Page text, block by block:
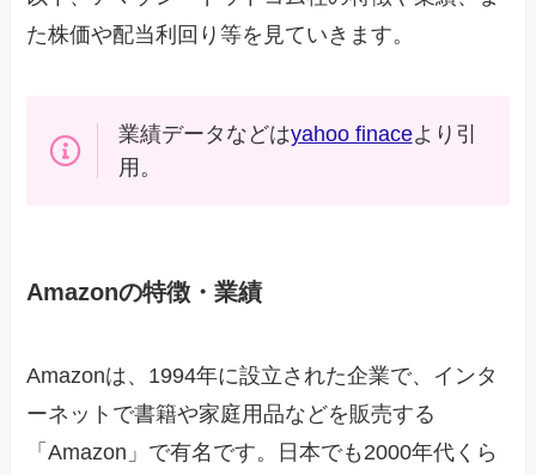
た株価や配当利回り等を見ていきます。
業績データなどはyahoo finaceより引
用。
Amazonの特徴・業績
Amazonは、1994年に設立された企業で、インタ
ーネットで書籍や家庭用品などを販売する
「Amazon」で有名です。日本でも2000年代くら